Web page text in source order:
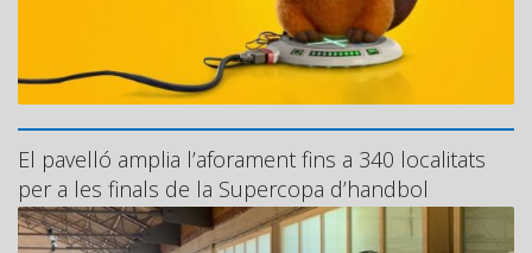
El pavelló amplia l’aforament fins a 340 localitats
per a les finals de la Supercopa d’handbol